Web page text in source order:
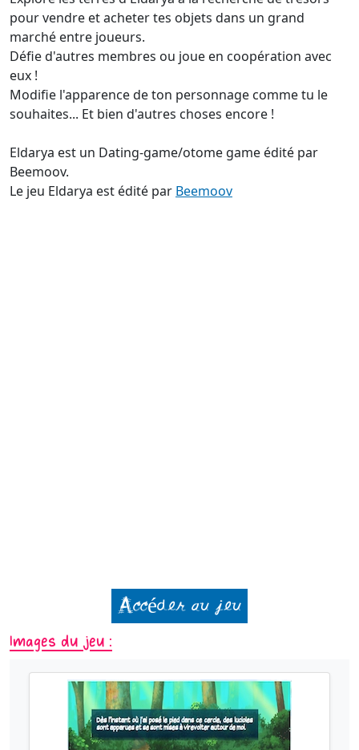
pour vendre et acheter tes objets dans un grand
marché entre joueurs.
Défie d'autres membres ou joue en coopération avec
eux !
Modifie l'apparence de ton personnage comme tu le
souhaites... Et bien d'autres choses encore !
Eldarya est un Dating-game/otome game édité par
Beemoov.
Le jeu Eldarya est édité par Beemoov
Accéder au jeu
Images du jeu :